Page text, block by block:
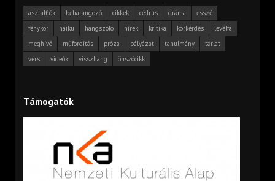
asztalfiók beharangozó cikkek cédrus dráma
esszé
fénykör
haiku hangszóló hírek kritika körkérdés
levélfa
meghívó
műfordítás próza pályázat tanulmány
tárlat
vers
videók visszhang önszócikk
Támogatók